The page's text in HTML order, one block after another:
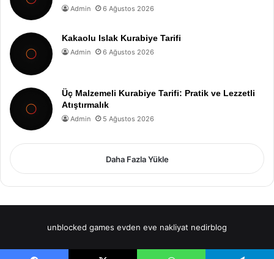
Admin 6 Ağustos 2026
Kakaolu Islak Kurabiye Tarifi
Admin 6 Ağustos 2026
Üç Malzemeli Kurabiye Tarifi: Pratik ve Lezzetli
Atıştırmalık
Admin 5 Ağustos 2026
Daha Fazla Yükle
unblocked games evden eve nakliyat nedirblog